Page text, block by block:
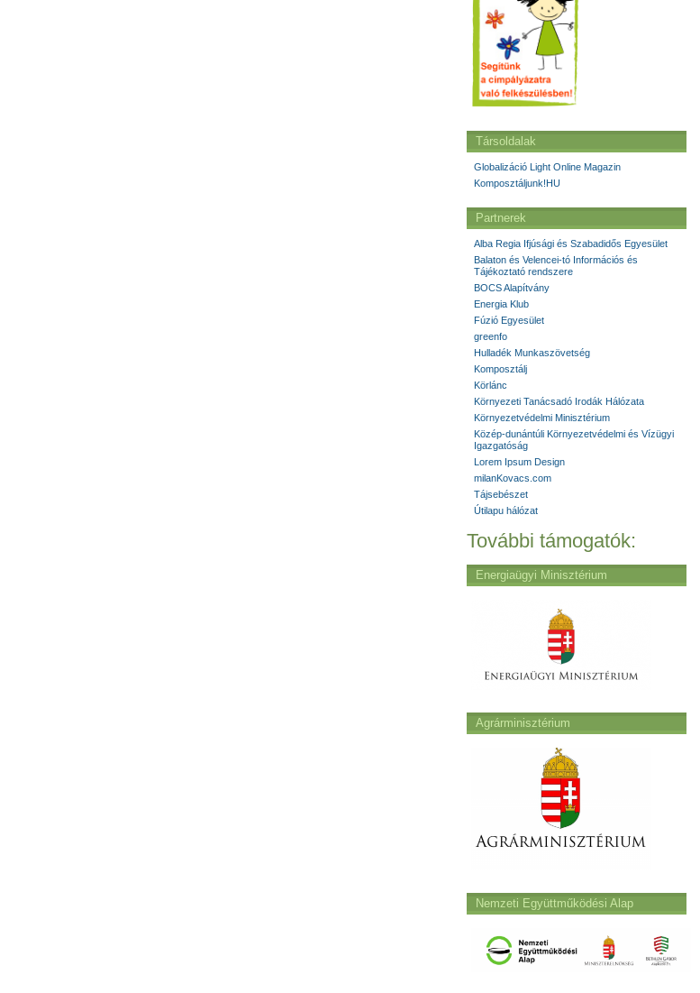
Társoldalak
Globalizáció Light Online Magazin
Komposztáljunk!HU
Partnerek
Alba Regia Ifjúsági és Szabadidős Egyesület
Balaton és Velencei-tó Információs és
Tájékoztató rendszere
BOCS Alapítvány
Energia Klub
Fúzió Egyesület
greenfo
Hulladék Munkaszövetség
Komposztálj
Körlánc
Környezeti Tanácsadó Irodák Hálózata
Környezetvédelmi Minisztérium
Közép-dunántúli Környezetvédelmi és Vízügyi
Igazgatóság
Lorem Ipsum Design
milanKovacs.com
Tájsebészet
Útilapu hálózat
További támogatók:
Energiaügyi Minisztérium
Agrárminisztérium
Nemzeti Együttműködési Alap